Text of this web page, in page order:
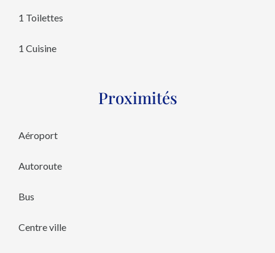
1 Toilettes
1 Cuisine
Proximités
Aéroport
Autoroute
Bus
Centre ville